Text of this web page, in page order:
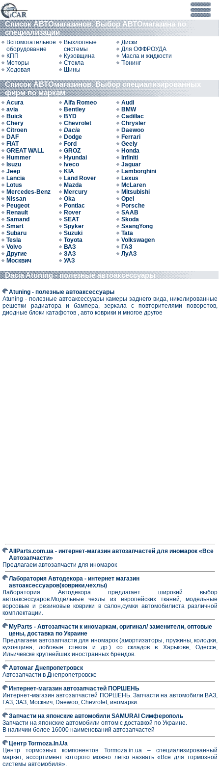
Список АВТОмагазинов. Выбор АВТОмагазина по
специализации
Вспомогательное
оборудование
Выхлопные
системы
Диски
Для ОФФРОУДА
КПП
Кузовщина
Масла и жидкости
Моторы
Стекла
Тюнинг
Ходовая
Шины
Список АВТОмагазинов. Выбор специализированных
фирм по маркам
Acura Alfa Romeo
Audi
avia
Bentley
BMW
Buick
BYD
Cadillac
Chery
Chevrolet
Chrysler
Citroen
Dacia
Daewoo
DAF
Dodge
Ferrari
FIAT
Ford
Geely
GREAT WALL
GROZ
Honda
Hummer
Hyundai
Infiniti
Isuzu
Iveco
Jaguar
Jeep
KIA
Lamborghini
Lancia
Land Rover
Lexus
Lotus
Mazda
McLaren
Mercedes-Benz
Mercury
Mitsubishi
Nissan
Oka
Opel
Peugeot
Pontiac
Porsche
Renault
Rover
SAAB
Samand
SEAT
Skoda
Smart
Spyker
SsangYong
Subaru
Suzuki
Tata
Tesla
Toyota
Volkswagen
Volvo
ВАЗ
ГАЗ
Другие
ЗАЗ
ЛуАЗ
Москвич
УАЗ
Dacia Atuning - полезные автоаксессуары
Atuning - полезные автоаксессуары
Atuning - полезные автоаксессуары камеры заднего вида, никелированные
решетки радиатора и бампера, зеркала с повторителями поворотов,
диодные блоки катафотов , авто коврики и многое другое
AllParts.com.ua - интернет-магазин автозапчастей для иномарок «Все
Автозапчасти»
Предлагаем автозапчасти для иномарок
Лаборатория Автодекора - интернет магазин
автоаксессуаров(коврики,чехлы)
Лаборатория Автодекора предлагает широкий выбор
автоаксессуаров.Модельные чехлы из европейских тканей, модельные
ворсовые и резиновые коврики в салон,сумки автомобилиста различной
комплектации.
MyParts - Автозапчасти к иномаркам, оригинал/ заменители, оптовые
цены, доставка по Украине
Предлагаем автозапчасти для иномарок (амортизаторы, пружины, колодки,
кузовщина, лобовые стекла и др.) со складов в Харькове, Одессе,
Ильичевске крупнейших иностранных брендов.
Автомаг Днепропетровск
Автозапчасти в Днепропетровске
Интернет-магазин автозапчастей ПОРШЕНЬ
Интернет-магазин автозапчастей ПОРШЕНЬ. Запчасти на автомобили ВАЗ,
ГАЗ, ЗАЗ, Москвич, Daewoo, Chevrolet, иномарки.
Запчасти на японские автомобили SAMURAI Симферополь
Запчасти на японские автомобили оптом с доставкой по Украине.
В наличии более 16000 наименований автозапчастей
Центр Tormoza.In.Ua
Центр тормозных компонентов Tormoza.in.ua – специализированный
маркет, ассортимент которого можно легко назвать «Все для тормозной
системы автомобиля».